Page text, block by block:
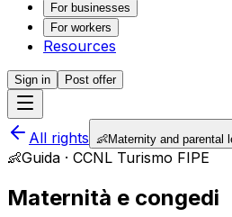
For businesses
For workers
Resources
Sign in Post offer
All rights 👶Maternity and parental
👶Guida · CCNL Turismo FIPE
Maternità e congedi